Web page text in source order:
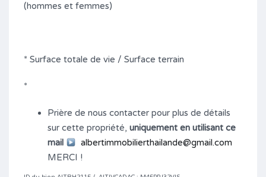
(hommes et femmes)
* Surface totale de vie / Surface terrain
*
Prière de nous contacter pour plus de détails
sur cette propriété, uniquement en utilisant ce
mail
albertimmobilierthailande@gmail.com
MERCI !